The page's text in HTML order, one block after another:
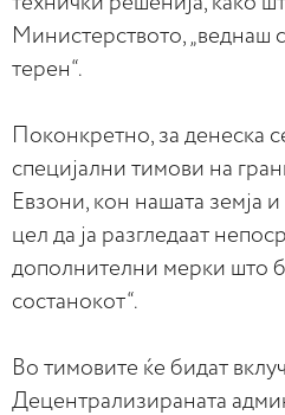
Министерството, „веднаш
терен“.
Поконкретно, за денеска
специјални тимови на
Евзони, кон нашата земја
цел да ја разгледаат
дополнителни мерки што
состанокот“.
Во тимовите ќе бидат
Децентрализираната